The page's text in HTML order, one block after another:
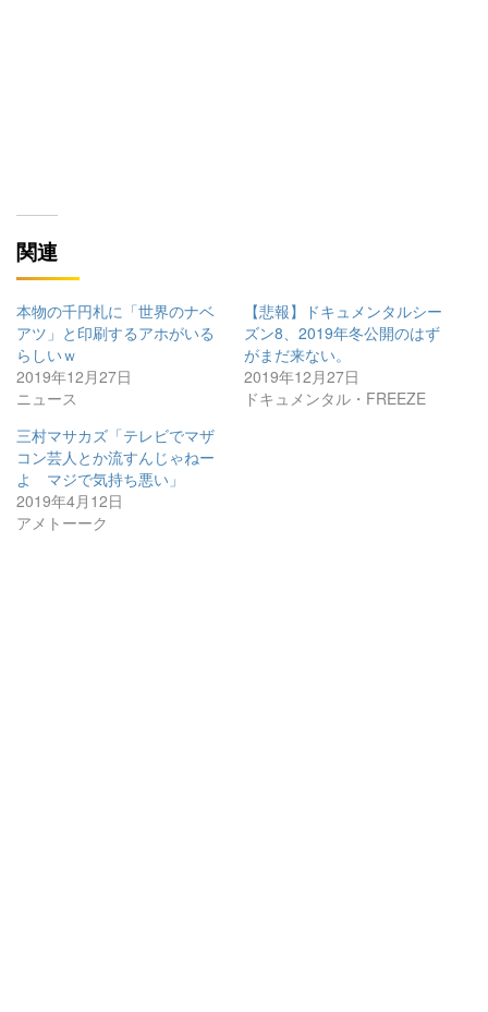
関連
本物の千円札に「世界のナベ
アツ」と印刷するアホがいる
らしいｗ
2019年12月27日
ニュース
【悲報】ドキュメンタルシー
ズン8、2019年冬公開のはず
がまだ来ない。
2019年12月27日
ドキュメンタル・FREEZE
三村マサカズ「テレビでマザ
コン芸人とか流すんじゃねー
よ マジで気持ち悪い」
2019年4月12日
アメトーーク